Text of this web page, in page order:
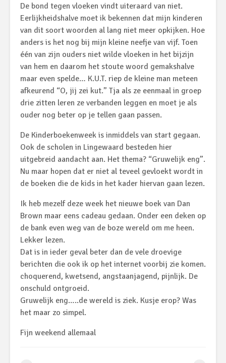
De bond tegen vloeken vindt uiteraard van niet.
Eerlijkheidshalve moet ik bekennen dat mijn kinderen
van dit soort woorden al lang niet meer opkijken. Hoe
anders is het nog bij mijn kleine neefje van vijf. Toen
één van zijn ouders niet wilde vloeken in het bijzijn
van hem en daarom het stoute woord gemakshalve
maar even spelde… K.U.T. riep de kleine man meteen
afkeurend “O, jij zei kut.” Tja als ze eenmaal in groep
drie zitten leren ze verbanden leggen en moet je als
ouder nog beter op je tellen gaan passen.
De Kinderboekenweek is inmiddels van start gegaan.
Ook de scholen in Lingewaard besteden hier
uitgebreid aandacht aan. Het thema? “Gruwelijk eng”.
Nu maar hopen dat er niet al teveel gevloekt wordt in
de boeken die de kids in het kader hiervan gaan lezen.
Ik heb mezelf deze week het nieuwe boek van Dan
Brown maar eens cadeau gedaan. Onder een deken op
de bank even weg van de boze wereld om me heen.
Lekker lezen.
Dat is in ieder geval beter dan de vele droevige
berichten die ook ik op het internet voorbij zie komen.
choquerend, kwetsend, angstaanjagend, pijnlijk. De
onschuld ontgroeid.
Gruwelijk eng…..de wereld is ziek. Kusje erop? Was
het maar zo simpel.
Fijn weekend allemaal